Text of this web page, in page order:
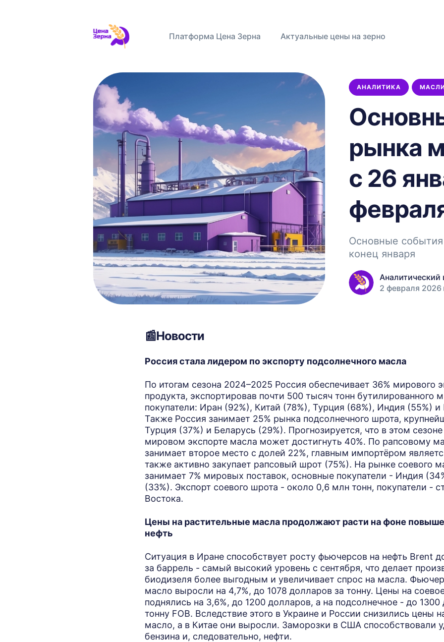
Платформа Цена Зерна Актуальные цены на зерно
АНАЛИТИКА
рынка
с 26
Основные
конец января
Аналитический
2 февраля 2026
📰Новости
Россия стала лидером по экспорту подсолнечного масла
По итогам сезона 2024–2025 Россия обеспечивает 36% мирового
продукта, экспортировав почти 500 тысяч тонн бутилированного
покупатели: Иран (92%), Китай (78%), Турция (68%), Индия (55%) и
Также Россия занимает 25% рынка подсолнечного шрота,
Турция (37%) и Беларусь (29%). Прогнозируется, что в этом
мировом экспорте масла может достигнуть 40%. По рапсовому
занимает второе место с долей 22%, главным импортёром
также активно закупает рапсовый шрот (75%). На рынке соевого
занимает 7% мировых поставок, основные покупатели - Индия
(33%). Экспорт соевого шрота - около 0,6 млн тонн, покупатели -
Востока.
Цены на растительные масла продолжают расти на фоне
нефть
Ситуация в Иране способствует росту фьючерсов на нефть Brent
за баррель - самый высокий уровень с сентября, что делает
биодизеля более выгодным и увеличивает спрос на масла.
масло выросли на 4,7%, до 1078 долларов за тонну. Цены на
поднялись на 3,6%, до 1200 долларов, а на подсолнечное - до 1300
тонну FOB. Вследствие этого в Украине и России снизились цены
масло, а в Китае они выросли. Заморозки в США способствовали
бензина и, следовательно, нефти.
АНАЛИТИКА УРОЖАЙ ЦЕНЫ
УБОРОЧНАЯ МАСЛИЧНЫЕ
ИСТОРИЯ МИНСЕЛЬХОЗ